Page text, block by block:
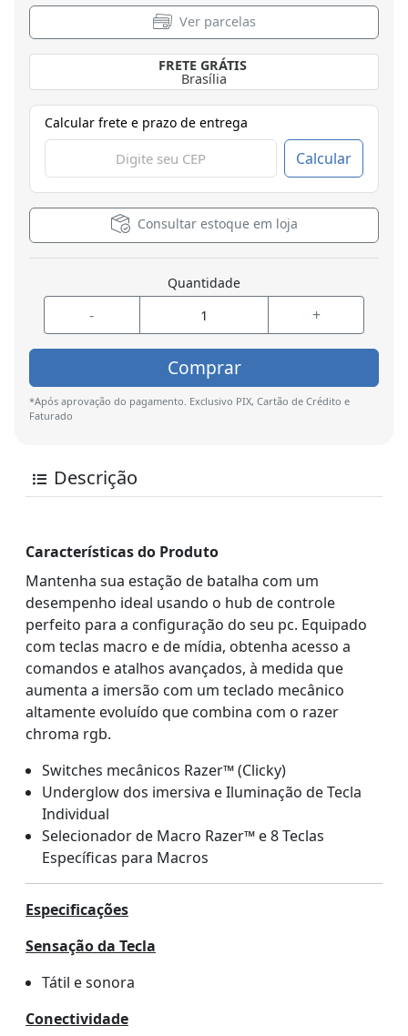
Ver parcelas
FRETE GRÁTIS
Brasília
Calcular frete e prazo de entrega
Calcular
Consultar estoque em loja
Quantidade
- +
Comprar
*Após aprovação do pagamento. Exclusivo PIX, Cartão de Crédito e
Faturado
Descrição
Características do Produto
Mantenha sua estação de batalha com um
desempenho ideal usando o hub de controle
perfeito para a configuração do seu pc. Equipado
com teclas macro e de mídia, obtenha acesso a
comandos e atalhos avançados, à medida que
aumenta a imersão com um teclado mecânico
altamente evoluído que combina com o razer
chroma rgb.
Switches mecânicos Razer™ (Clicky)
Underglow dos imersiva e Iluminação de Tecla
Individual
Selecionador de Macro Razer™ e 8 Teclas
Específicas para Macros
Especificações
Sensação da Tecla
Tátil e sonora
Conectividade